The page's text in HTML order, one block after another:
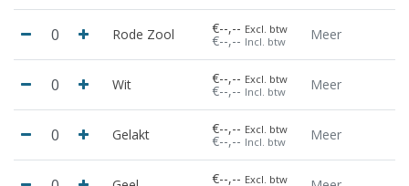
Rode Zool €--,-- Excl. btw
€--,-- Incl. btw Meer
Wit €--,-- Excl. btw
€--,-- Incl. btw Meer
Gelakt €--,-- Excl. btw
€--,-- Incl. btw Meer
€--,-- Excl. btw